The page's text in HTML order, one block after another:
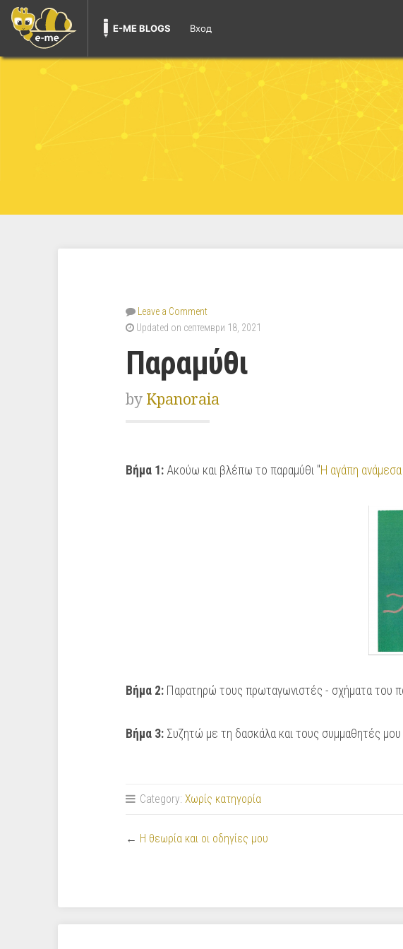
E-ME BLOGS Вход
Leave a Comment
Updated on септември 18, 2021
Παραμύθι
by Kpanoraia
Βήμα 1: Ακούω και βλέπω το παραμύθι "Η αγάπη
Βήμα 2: Παρατηρώ τους πρωταγωνιστές - σχήματα του
Βήμα 3: Συζητώ με τη δασκάλα και τους συμμαθητές
Category: Χωρίς κατηγορία
← Η θεωρία και οι οδηγίες μου